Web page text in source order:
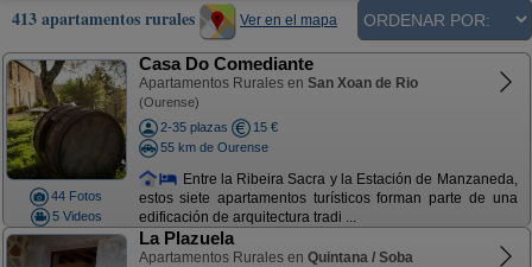
413 apartamentos rurales Ver en el mapa
44 Fotos
5 Videos
Casa Do Comediante
Apartamentos Rurales en San Xoan de Rio
(Ourense)
2-35 plazas
15 €
55 km de Ourense
Entre la Ribeira Sacra y la Estación de Manzaneda,
estos siete apartamentos turísticos forman parte de una
edificación de arquitectura tradi ...
La Plazuela
Apartamentos Rurales en Quintana / Soba